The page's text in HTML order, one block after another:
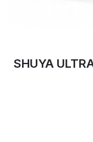
SHUYA